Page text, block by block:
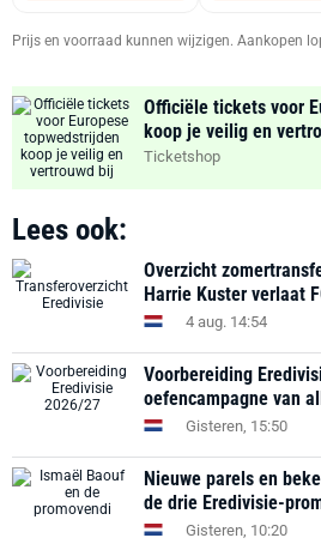
Prijs en voorraad kunnen wijzigen. Aankopen
Officiële tickets voor
koop je veilig en
Ticketshop
Lees ook:
Overzicht
Harrie Kuster verlaat
4 aug. 14:54
Voorbereiding
oefencampagne van
Gisteren, 15:50
Nieuwe parels en
de drie Eredivisie-
Gisteren, 10:20